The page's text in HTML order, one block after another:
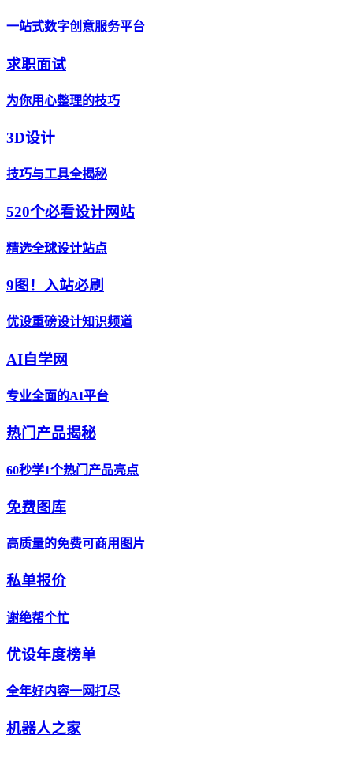
一站式数字创意服务平台
求职面试
为你用心整理的技巧
3D设计
技巧与工具全揭秘
520个必看设计网站
精选全球设计站点
9图！入站必刷
优设重磅设计知识频道
AI自学网
专业全面的AI平台
热门产品揭秘
60秒学1个热门产品亮点
免费图库
高质量的免费可商用图片
私单报价
谢绝帮个忙
优设年度榜单
全年好内容一网打尽
机器人之家